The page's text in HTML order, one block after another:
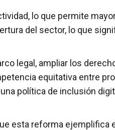
lo que permite
del sector, lo que
legal, ampliar los
equitativa entre
política de inclusión
esta reforma